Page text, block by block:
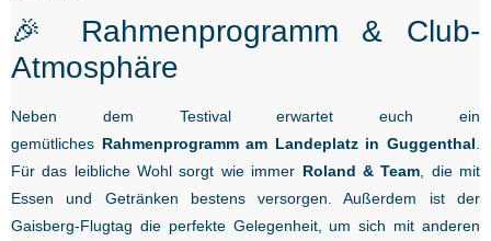
🎉 Rahmenprogramm & Club-
Atmosphäre
Neben dem Testival erwartet euch ein
gemütliches Rahmenprogramm am Landeplatz in Guggenthal
Für das leibliche Wohl sorgt wie immer Roland & Team , die mit
Essen und Getränken bestens versorgen. Außerdem ist der
Gaisberg-Flugtag die perfekte Gelegenheit, um sich mit anderen